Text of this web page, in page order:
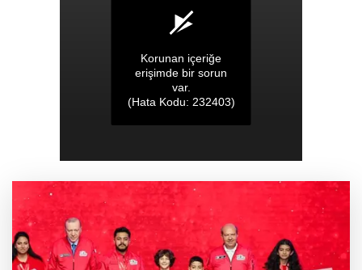
Deniz ekosistemini koruyacak proje
Rize Yaşayan Miras Şöleni coşkuyla başladı
Lukaku Fener’e mi, Beşiktaş’a mı geliyor?